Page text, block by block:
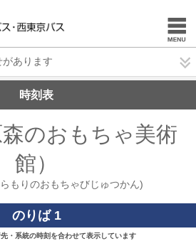
あります
時刻表
のおもちゃ美術
館）
もりのおもちゃびじゅつかん)
のりば 1
・系統の時刻を合わせて表示しています